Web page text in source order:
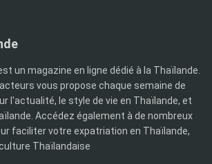
un magazine en ligne dédié à la Thaïlande.
vous propose chaque semaine de
l'actualité, le style de vie en Thaïlande, et
Accédez également à de nombreux
faciliter votre expatriation en Thaïlande,
Thaïlandaise